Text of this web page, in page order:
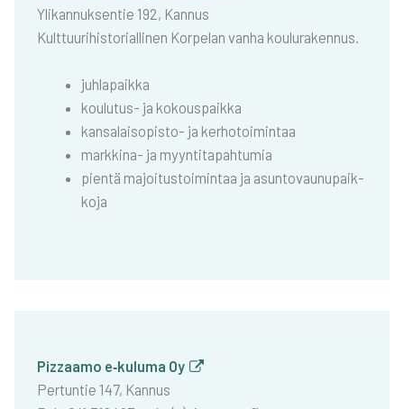
Yli­kan­nuk­sen­tie 192, Kan­nus
Kult­tuu­ri­his­to­rial­li­nen Kor­pe­lan van­ha kou­lu­ra­ken­nus.
juh­la­paik­ka
kou­lu­tus- ja kokous­paik­ka
kan­sa­lais­opis­to- ja ker­ho­toi­min­taa
mark­ki­na- ja myyn­ti­ta­pah­tu­mia
pien­tä majoi­tus­toi­min­taa ja asun­to­vau­nu­paik­
ko­ja
Pizzaa­mo e‑kuluma Oy
Per­tun­tie 147, Kan­nus